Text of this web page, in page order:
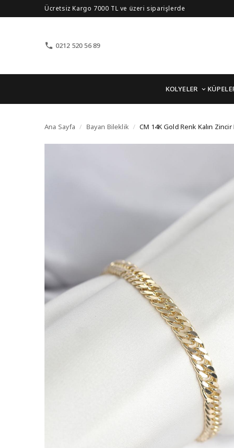
Ücretsiz Kargo 7000 TL ve üzeri siparişlerde
0212 520 56 89
KOLYELER
CM 14K Gold Renk
Ana Sayfa / Bayan Bileklik / CM 14K Gold Renk Kalın